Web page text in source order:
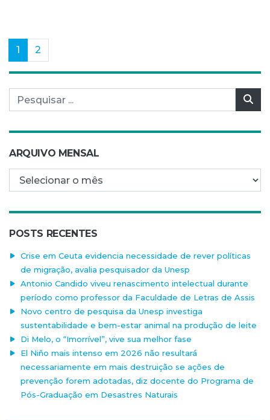
1 (current)
2
Pesquisar por:
ARQUIVO MENSAL
Arquivo mensal
POSTS RECENTES
Crise em Ceuta evidencia necessidade de rever políticas
de migração, avalia pesquisador da Unesp
Antonio Candido viveu renascimento intelectual durante
período como professor da Faculdade de Letras de Assis
Novo centro de pesquisa da Unesp investiga
sustentabilidade e bem-estar animal na produção de leite
Di Melo, o “Imorrível”, vive sua melhor fase
El Niño mais intenso em 2026 não resultará
necessariamente em mais destruição se ações de
prevenção forem adotadas, diz docente do Programa de
Pós-Graduação em Desastres Naturais